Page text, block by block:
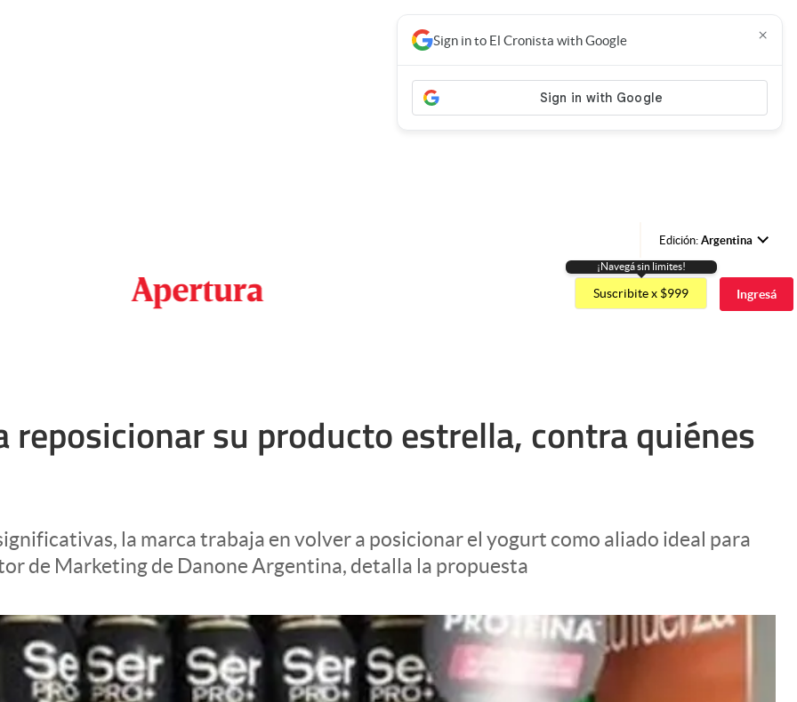
Edición: Argentina
Argentina
España
¡Navegá sin limites!
Suscribite x $999 Ingresá
Sign in to El Cronista with Google ×
reposicionar su producto estrella, contra quiénes
la marca trabaja en volver a posicionar el yogurt como aliado ideal para
de Marketing de Danone Argentina, detalla la propuesta